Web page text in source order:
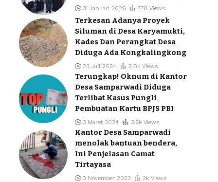
31 Januari 2026 778 Views
Terkesan Adanya Proyek
Siluman di Desa Karyamukti,
Kades Dan Perangkat Desa
Diduga Ada Kongkalingkong
23 Juli 2024 2.8k Views
Terungkap! Oknum di Kantor
Desa Samparwadi Diduga
Terlibat Kasus Pungli
Pembuatan Kartu BPJS PBI
3 Maret 2024 3.2k Views
Kantor Desa Samparwadi
menolak bantuan bendera,
Ini Penjelasan Camat
Tirtayasa
3 November 2023 2k Views